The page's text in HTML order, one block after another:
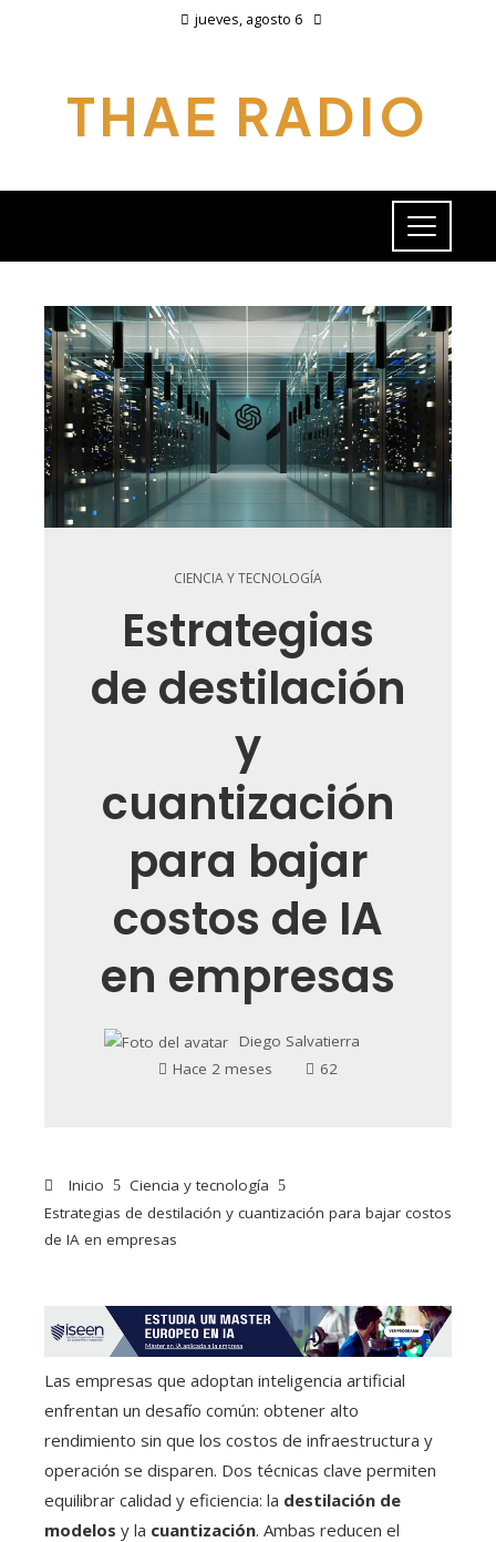
jueves, agosto 6
THAE RADIO
CIENCIA Y TECNOLOGÍA
Estrategias
de destilación
y
cuantización
para bajar
costos de IA
en empresas
Diego Salvatierra
Hace 2 meses
62
Inicio
Ciencia y tecnología
Estrategias de destilación y cuantización para bajar costos
de IA en empresas
Las empresas que adoptan inteligencia artificial
enfrentan un desafío común: obtener alto
rendimiento sin que los costos de infraestructura y
operación se disparen. Dos técnicas clave permiten
equilibrar calidad y eficiencia: la destilación de
modelos y la cuantización. Ambas reducen el